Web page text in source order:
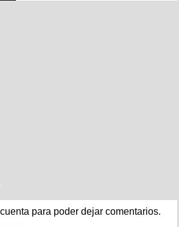
para poder dejar comentarios.